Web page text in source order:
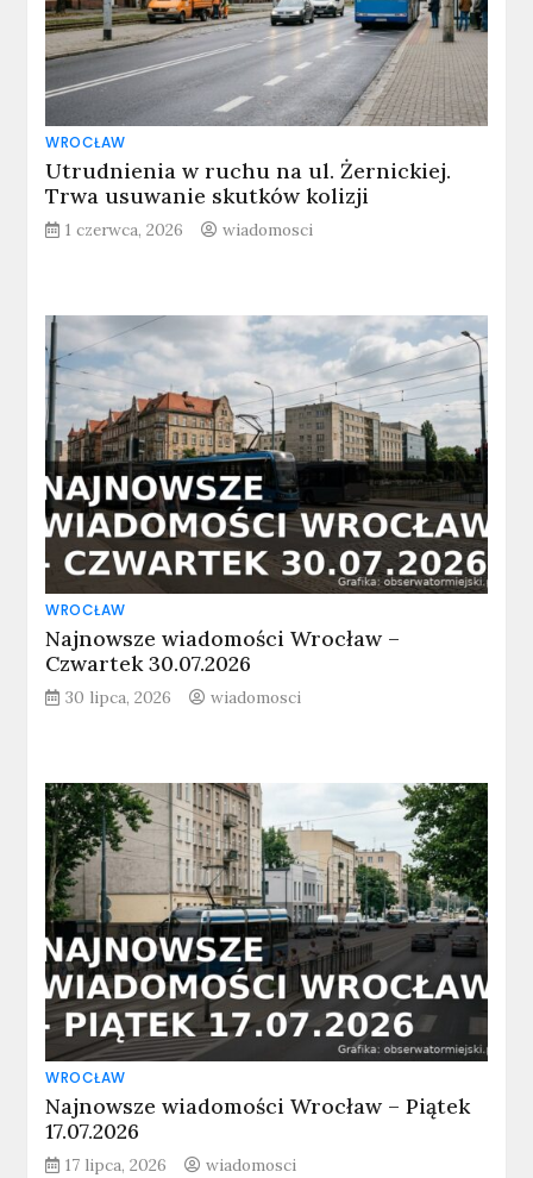
WROCŁAW
Utrudnienia w ruchu na ul. Żernickiej.
Trwa usuwanie skutków kolizji
1 czerwca, 2026 wiadomosci
WROCŁAW
Najnowsze wiadomości Wrocław –
Czwartek 30.07.2026
30 lipca, 2026 wiadomosci
WROCŁAW
Najnowsze wiadomości Wrocław – Piątek
17.07.2026
17 lipca, 2026 wiadomosci